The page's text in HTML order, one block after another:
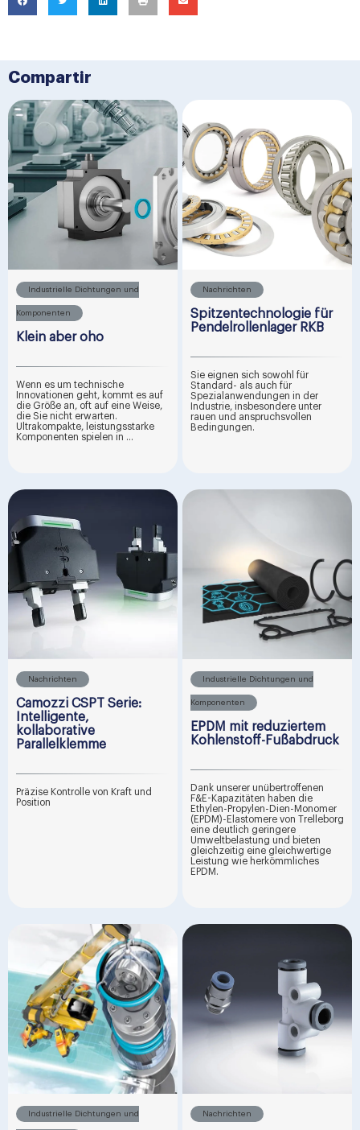
Compartir
Industrielle Dichtungen und
Komponenten
Klein aber oho
Wenn es um technische
Innovationen geht, kommt es auf
die Größe an, oft auf eine Weise,
die Sie nicht erwarten.
Ultrakompakte, leistungsstarke
Komponenten spielen in ...
Nachrichten
Spitzentechnologie für
Pendelrollenlager RKB
Sie eignen sich sowohl für
Standard- als auch für
Spezialanwendungen in der
Industrie, insbesondere unter
rauen und anspruchsvollen
Bedingungen.
Nachrichten
Camozzi CSPT Serie:
Intelligente,
kollaborative
Parallelklemme
Präzise Kontrolle von Kraft und
Position
Industrielle Dichtungen und
Komponenten
EPDM mit reduziertem
Kohlenstoff-Fußabdruck
Dank unserer unübertroffenen
F&E-Kapazitäten haben die
Ethylen-Propylen-Dien-Monomer
(EPDM)-Elastomere von Trelleborg
eine deutlich geringere
Umweltbelastung und bieten
gleichzeitig eine gleichwertige
Leistung wie herkömmliches
EPDM.
Industrielle Dichtungen und Nachrichten